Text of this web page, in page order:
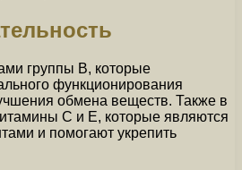
группы В, которые
функционирования
обмена веществ. Также в
С и Е, которые являются
и помогают укрепить